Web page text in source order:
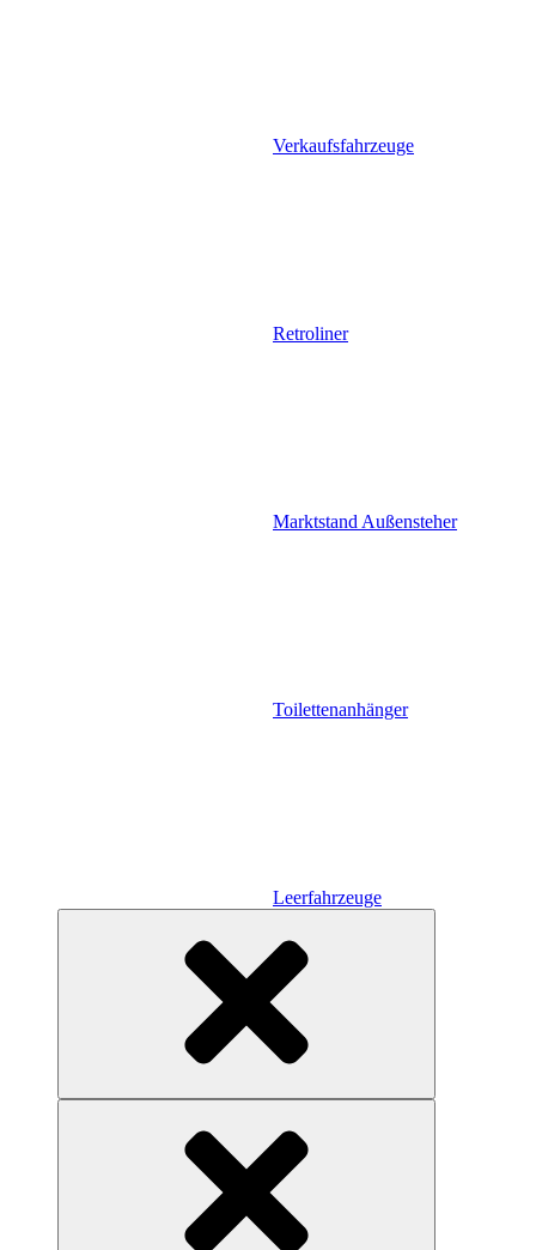
Verkaufsfahrzeuge
Retroliner
Marktstand Außensteher
Toilettenanhänger
Leerfahrzeuge